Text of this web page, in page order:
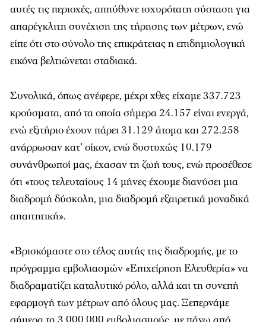
αυτές τις περιοχές, απηύθυνε ισχυρότατη σύσταση για
απαρέγκλιτη συνέχιση της τήρησης των μέτρων, ενώ
είπε ότι στο σύνολο της επικράτειας η επιδημιολογική
εικόνα βελτιώνεται σταδιακά.
Συνολικά, όπως ανέφερε, μέχρι χθες είχαμε 337.723
κρούσματα, από τα οποία σήμερα 24.157 είναι ενεργά,
ενώ εξιτήριο έχουν πάρει 31.129 άτομα και 272.258
ανάρρωσαν κατ’ οίκον, ενώ δυστυχώς 10.179
συνάνθρωποί μας, έχασαν τη ζωή τους, ενώ προσέθεσε
ότι «τους τελευταίους 14 μήνες έχουμε διανύσει μια
διαδρομή δύσκολη, μια διαδρομή εξαιρετικά μοναδικά
απαιτητική».
«Βρισκόμαστε στο τέλος αυτής της διαδρομής, με το
πρόγραμμα εμβολιασμών «Επιχείρηση Ελευθερία» να
διαδραματίζει καταλυτικό ρόλο, αλλά και τη συνεπή
εφαρμογή των μέτρων από όλους μας. Ξεπερνάμε